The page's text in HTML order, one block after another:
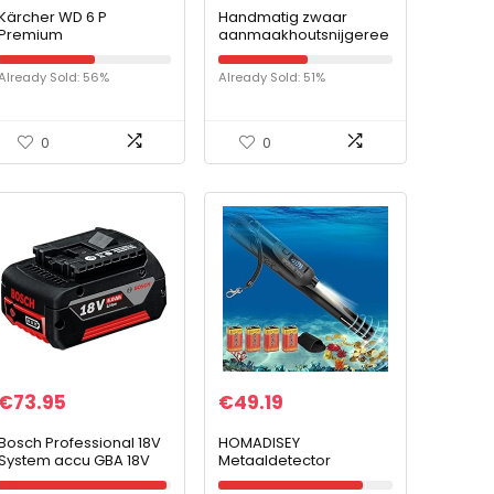
WD 6 P
(1300 W
nat en
Sold: 56%
0
Handmatig zwaar
aanmaakhoutsnijgeree
dschap,
brandhoutaanmaakspli
jter, slijtage en niet
Already Sold: 51%
0
€73.95
Professional 18V
accu GBA 18V
(in kartonnen
€49.19
HOMADISEY
Metaaldetector
Pinpointer volledig